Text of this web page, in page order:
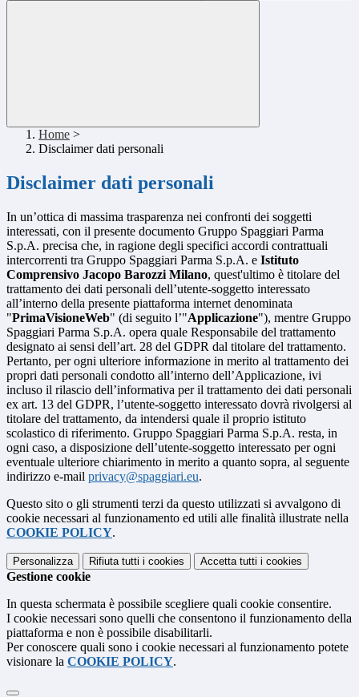
Home >
Disclaimer dati personali
Disclaimer dati personali
In un’ottica di massima trasparenza nei confronti dei soggetti
interessati, con il presente documento Gruppo Spaggiari Parma
S.p.A. precisa che, in ragione degli specifici accordi contrattuali
intercorrenti tra Gruppo Spaggiari Parma S.p.A. e Istituto
Comprensivo Jacopo Barozzi Milano, quest'ultimo è titolare del
trattamento dei dati personali dell’utente-soggetto interessato
all’interno della presente piattaforma internet denominata
"PrimaVisioneWeb" (di seguito l’"Applicazione"), mentre Gruppo
Spaggiari Parma S.p.A. opera quale Responsabile del trattamento
designato ai sensi dell’art. 28 del GDPR dal titolare del trattamento.
Pertanto, per ogni ulteriore informazione in merito al trattamento dei
propri dati personali condotto all’interno dell’Applicazione, ivi
incluso il rilascio dell’informativa per il trattamento dei dati personali
ex art. 13 del GDPR, l’utente-soggetto interessato dovrà rivolgersi al
titolare del trattamento, da intendersi quale il proprio istituto
scolastico di riferimento. Gruppo Spaggiari Parma S.p.A. resta, in
ogni caso, a disposizione dell’utente-soggetto interessato per ogni
eventuale ulteriore chiarimento in merito a quanto sopra, al seguente
indirizzo e-mail privacy@spaggiari.eu.
Questo sito o gli strumenti terzi da questo utilizzati si avvalgono di
cookie necessari al funzionamento ed utili alle finalità illustrate nella
COOKIE POLICY.
Personalizza Rifiuta tutti i cookies Accetta tutti i cookies
Gestione cookie
In questa schermata è possibile scegliere quali cookie consentire.
I cookie necessari sono quelli che consentono il funzionamento della
piattaforma e non è possibile disabilitarli.
Per conoscere quali sono i cookie necessari al funzionamento potete
visionare la COOKIE POLICY.